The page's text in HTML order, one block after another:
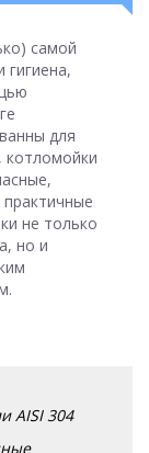
самой
для
не только
но и
AISI 304